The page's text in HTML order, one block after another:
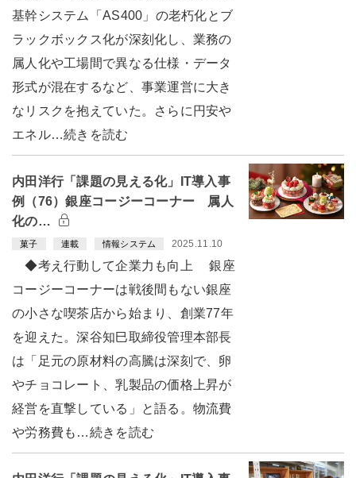
基幹システム「AS400」の老朽化とブ
ラックボックス化が深刻化し、業務の
属人化や工場間で異なる仕様・データ
形式が混在するなど、事業運営に大き
なリスクを抱えていた。さらに円安や
エネル…続きを読む
内田洋行「課題の見える化」IT導入事
例（76）銀座コージーコーナー 属人
化の…
菓子 連載 情報システム 2025.11.10
◆考え行動して企業力も向上 銀座
コージーコーナーは戦後間もない銀座
の小さな喫茶店から始まり、創業77年
を迎えた。深谷知巳取締役管理本部長
は「足元の原材料の高騰は深刻で、卵
やチョコレート、乳製品の価格上昇が
経営を直撃している」と語る。物流費
や労務費も…続きを読む